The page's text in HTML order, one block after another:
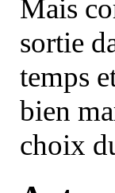
Mais
sortie
temps
bien
choix